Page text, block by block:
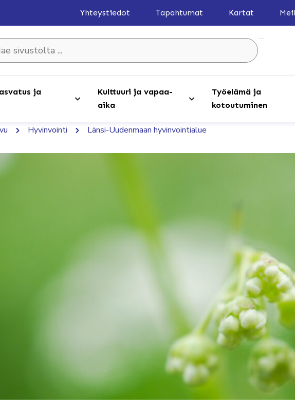
Yhteystiedot Tapahtumat Kartat
...
ja
Kulttuuri ja vapaa-
aika
Työelämä ja
kotoutuminen
Hyvinvointi Länsi-Uudenmaan hyvinvointialue